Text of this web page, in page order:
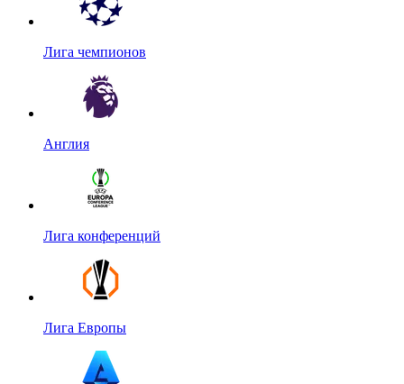
Лига чемпионов
Англия
Лига конференций
Лига Европы